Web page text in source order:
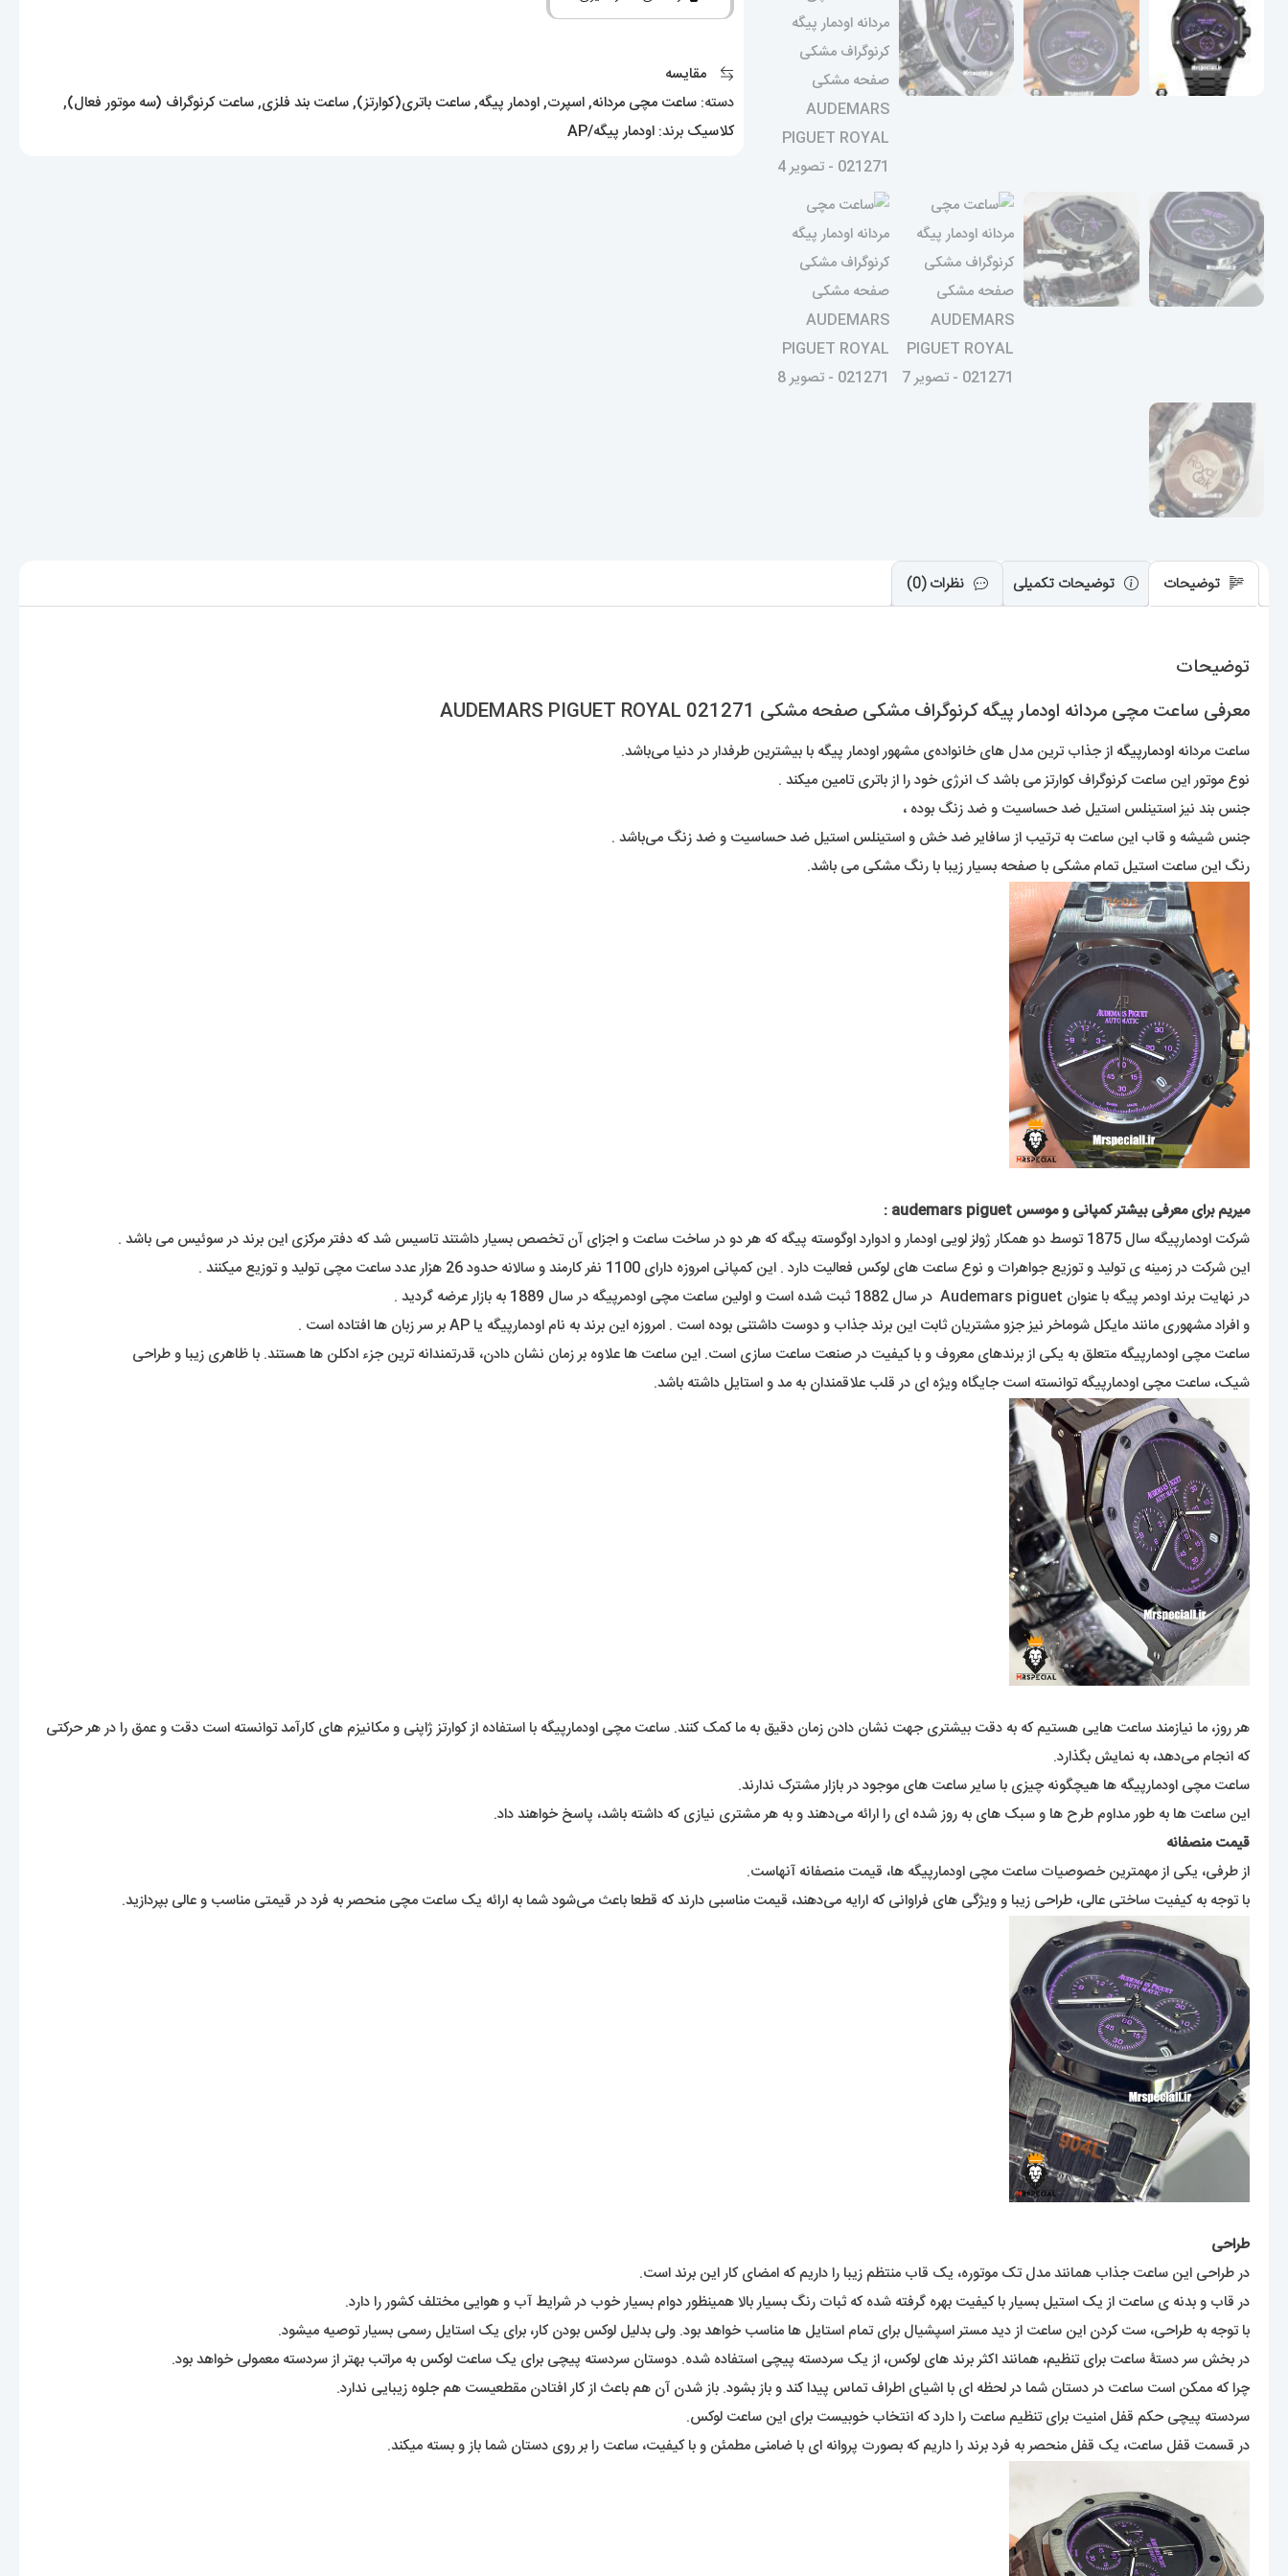
مشکی
مشکی
AUDEMARS
مقایسه
دسته: ساعت مچی مردانه,اسپرت,اودمار پیگه,ساعت باتری(کوارتز),ساعت بند فلزی,ساعت کرنوگراف (سه موتور فعال),
کلاسیک برند: اودمار پیگه/AP
توضیحات توضیحات تکمیلی نظرات (0)
توضیحات
معرفی ساعت مچی مردانه اودمار پیگه کرنوگراف مشکی صفحه مشکی AUDEMARS PIGUET ROYAL 021271
ساعت مردانه اودمارپیگه از جذاب ترین مدل های خانواده‌ی مشهور اودمار پیگه با بیشترین طرفدار در دنیا می‌باشد.
نوع موتور این ساعت کرنوگراف کوارتز می باشد ک انرژی خود را از باتری تامین میکند .
جنس بند نیز استینلس استیل ضد حساسیت و ضد زنگ بوده ،
جنس شیشه و قاب این ساعت به ترتیب از سافایر ضد خش و استینلس استیل ضد حساسیت و ضد زنگ می‌باشد .
رنگ این ساعت استیل تمام مشکی با صفحه بسیار زیبا با رنگ مشکی می باشد.
میریم برای معرفی بیشتر کمپانی و موسس audemars piguet :
شرکت اودمارپیگه سال 1875 توسط دو همکار ژولز لویی اودمار و ادوارد اوگوسته پیگه که هر دو در ساخت ساعت و اجزای آن تخصص بسیار داشتند تاسیس شد که دفتر مرکزی این برند در سوئیس می باشد .
این شرکت در زمینه ی تولید و توزیع جواهرات و نوع ساعت های لوکس فعالیت دارد . این کمپانی امروزه دارای 1100 نفر کارمند و سالانه حدود 26 هزار عدد ساعت مچی تولید و توزیع میکنند .
در نهایت برند اودمر پیگه با عنوان Audemars piguet در سال 1882 ثبت شده است و اولین ساعت مچی اودمرپیگه در سال 1889 به بازار عرضه گردید .
و افراد مشهوری مانند مایکل شوماخر نیز جزو مشتریان ثابت این برند جذاب و دوست داشتنی بوده است . امروزه این برند به نام اودمارپیگه یا AP بر سر زبان ها افتاده است .
ساعت مچی اودمارپیگه متعلق به یکی از برندهای معروف و با کیفیت در صنعت ساعت سازی است. این ساعت ها علاوه بر زمان نشان دادن، قدرتمندانه ترین جزء ادکلن ها هستند. با ظاهری زیبا و طراحی
شیک، ساعت مچی اودمارپیگه توانسته است جایگاه ویژه ای در قلب علاقمندان به مد و استایل داشته باشد.
هر روز، ما نیازمند ساعت هایی هستیم که به دقت بیشتری جهت نشان دادن زمان دقیق به ما کمک کنند. ساعت مچی اودمارپیگه با استفاده از کوارتز ژاپنی و مکانیزم های کارآمد توانسته است دقت و عمق را در هر حرکتی
که انجام می‌دهد، به نمایش بگذارد.
ساعت مچی اودمارپیگه ها هیچگونه چیزی با سایر ساعت های موجود در بازار مشترک ندارند.
این ساعت ها به طور مداوم طرح ها و سبک های به روز شده ای را ارائه می‌دهند و به هر مشتری نیازی که داشته باشد، پاسخ خواهند داد.
قیمت منصفانه
از طرفی، یکی از مهمترین خصوصیات ساعت مچی اودمارپیگه ها، قیمت منصفانه آنهاست.
با توجه به کیفیت ساختی عالی، طراحی زیبا و ویژگی های فراوانی که ارایه می‌دهند، قیمت مناسبی دارند که قطعا باعث می‌شود شما به ارائه یک ساعت مچی منحصر به فرد در قیمتی مناسب و عالی بپردازید.
طراحی
در طراحی این ساعت جذاب همانند مدل تک موتوره، یک قاب منتظم زیبا را داریم که امضای کار این برند است.
در قاب و بدنه ی ساعت از یک استیل بسیار با کیفیت بهره گرفته شده که ثبات رنگ بسیار بالا همینظور دوام بسیار خوب در شرایط آب و هوایی مختلف کشور را دارد.
با توجه به طراحی، ست کردن این ساعت از دید مستر اسپشیال برای تمام استایل ها مناسب خواهد بود. ولی بدلیل لوکس بودن کار، برای یک استایل رسمی بسیار توصیه میشود.
در بخش سر دستۀ ساعت برای تنظیم، همانند اکثر برند های لوکس، از یک سردسته پیچی استفاده شده. دوستان سردسته پیچی برای یک ساعت لوکس به مراتب بهتر از سردسته معمولی خواهد بود.
چرا که ممکن است ساعت در دستان شما در لحظه ای با اشیای اطراف تماس پیدا کند و باز بشود. باز شدن آن هم باعث از کار افتادن مقطعیست هم جلوه زیبایی ندارد.
سردسته پیچی حکم قفل امنیت برای تنظیم ساعت را دارد که انتخاب خوبیست برای این ساعت لوکس.
در قسمت قفل ساعت، یک قفل منحصر به فرد برند را داریم که بصورت پروانه ای با ضامنی مطمئن و با کیفیت، ساعت را بر روی دستان شما باز و بسته میکند.